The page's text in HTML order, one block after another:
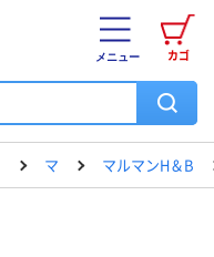
カゴ
メニュー
マ マルマンH＆B